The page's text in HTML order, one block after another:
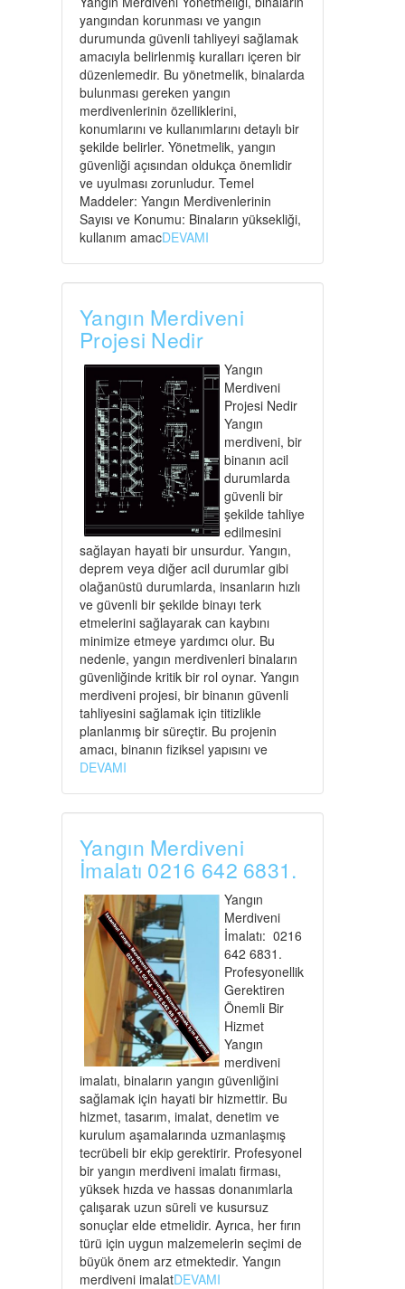
yangından korunması ve yangın
durumunda güvenli tahliyeyi sağlamak
amacıyla belirlenmiş kuralları içeren bir
düzenlemedir. Bu yönetmelik, binalarda
bulunması gereken yangın
merdivenlerinin özelliklerini,
konumlarını ve kullanımlarını detaylı bir
şekilde belirler. Yönetmelik, yangın
güvenliği açısından oldukça önemlidir
ve uyulması zorunludur. Temel
Maddeler: Yangın Merdivenlerinin
Sayısı ve Konumu: Binaların yüksekliği,
kullanım amacDEVAMI
Yangın Merdiveni
Projesi Nedir
Yangın
Merdiveni
Projesi Nedir
Yangın
merdiveni, bir
binanın acil
durumlarda
güvenli bir
şekilde tahliye
edilmesini
sağlayan hayati bir unsurdur. Yangın,
deprem veya diğer acil durumlar gibi
olağanüstü durumlarda, insanların hızlı
ve güvenli bir şekilde binayı terk
etmelerini sağlayarak can kaybını
minimize etmeye yardımcı olur. Bu
nedenle, yangın merdivenleri binaların
güvenliğinde kritik bir rol oynar. Yangın
merdiveni projesi, bir binanın güvenli
tahliyesini sağlamak için titizlikle
planlanmış bir süreçtir. Bu projenin
amacı, binanın fiziksel yapısını ve
DEVAMI
Yangın Merdiveni
İmalatı 0216 642 6831.
Yangın
Merdiveni
İmalatı: 0216
642 6831.
Profesyonellik
Gerektiren
Önemli Bir
Hizmet
Yangın
merdiveni
imalatı, binaların yangın güvenliğini
sağlamak için hayati bir hizmettir. Bu
hizmet, tasarım, imalat, denetim ve
kurulum aşamalarında uzmanlaşmış
tecrübeli bir ekip gerektirir. Profesyonel
bir yangın merdiveni imalatı firması,
yüksek hızda ve hassas donanımlarla
çalışarak uzun süreli ve kusursuz
sonuçlar elde etmelidir. Ayrıca, her fırın
türü için uygun malzemelerin seçimi de
büyük önem arz etmektedir. Yangın
merdiveni imalatDEVAMI